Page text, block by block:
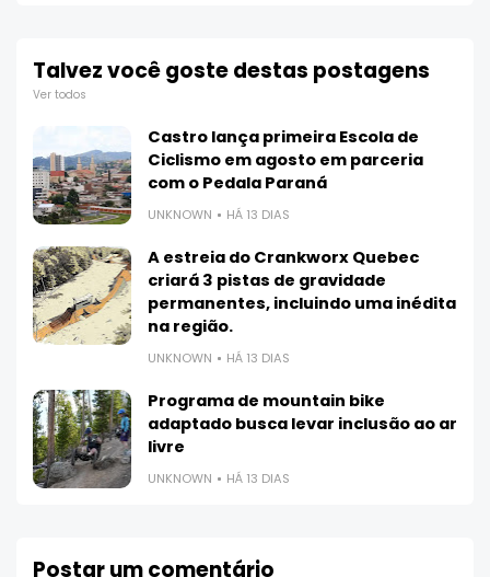
Talvez você goste destas postagens
Ver todos
Castro lança primeira Escola de
Ciclismo em agosto em parceria
com o Pedala Paraná
UNKNOWN HÁ 13 DIAS
A estreia do Crankworx Quebec
criará 3 pistas de gravidade
permanentes, incluindo uma inédita
na região.
UNKNOWN HÁ 13 DIAS
Programa de mountain bike
adaptado busca levar inclusão ao ar
livre
UNKNOWN HÁ 13 DIAS
Postar um comentário